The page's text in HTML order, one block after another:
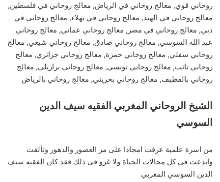
روحاني قوي, معالج روحاني في الرياض, معالج روحاني في فلسطين,
معالج روحاني في الهند, معالج روحاني في بهلاء, معالج روحاني في
دبي, معالج روحاني في مصر, معالج روحاني عماني, معالج روحاني
عبد الله السوسي, معالج روحاني صادق, معالج روحاني شيعي, معالج
روحاني سفلي, معالج روحاني حمزة, معالج روحاني جزائري, معالج
روحاني تائب, معالج روحاني تونسي, معالج روحاني برازيلي, معالج
روحاني بالقطيف, معالج روحاني بحريني, معالج روحاني بالرياض
الشيخ الروحاني المغربي الفقيه سيف الدين
السوسي
من اسرة علمية عرفت امجادا على مر العصور والدهور وتألقت
وابدعت في كل مجالات الحياة ولا غرو في ذلك فقد كان الفقيه سيف
الدين السوسي المغربي